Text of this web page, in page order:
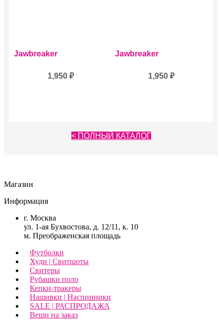
Jawbreaker
1,950 ₽
Jawbreaker
1,950₽
< ПОЛНЫЙ КАТАЛОГ
Магазин
Информация
г. Москва
ул. 1-ая Бухвостова, д. 12/11, к. 10
м. Преображенская площадь
Футболки
Худи | Свитшоты
Свитеры
Рубашки поло
Кепки-тракеры
Нашивки | Наспинники
SALE | РАСПРОДАЖА
Вещи на заказ